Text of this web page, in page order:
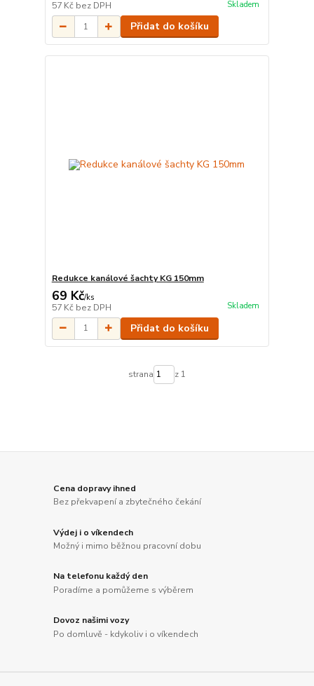
57 Kč bez DPH Skladem
Přidat do košíku
Redukce kanálové šachty KG 150mm
69 Kč/ks
57 Kč bez DPH Skladem
Přidat do košíku
strana z 1
Cena dopravy ihned
Bez překvapení a zbytečného čekání
Výdej i o víkendech
Možný i mimo běžnou pracovní dobu
Na telefonu každý den
Poradíme a pomůžeme s výběrem
Dovoz našimi vozy
Po domluvě - kdykoliv i o víkendech